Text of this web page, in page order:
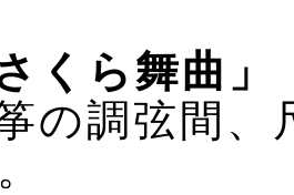
くら舞曲」
間、尺